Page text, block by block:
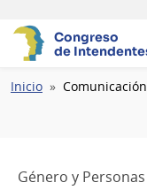
Congreso
de
Ruta
Inicio Comunicación
Género y